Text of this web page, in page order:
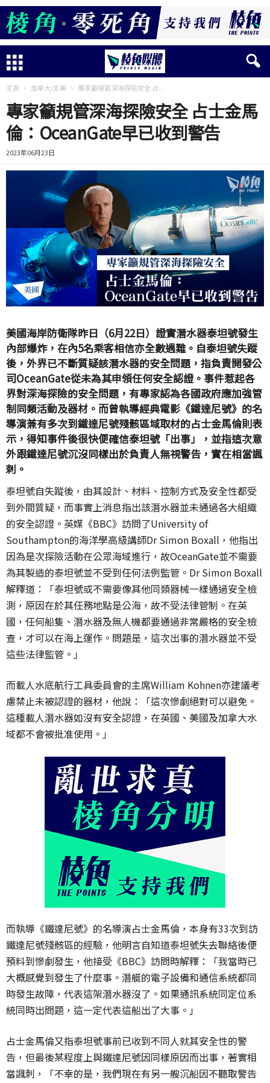
主頁 加拿大/北美 專家籲規管深海探險安全 占...
專家籲規管深海探險安全 占士金馬
倫：OceanGate早已收到警告
2023年06月23日
美國海岸防衛隊昨日（6月22日）證實潛水器泰坦號發生
內部爆炸，在內5名乘客相信亦全數遇難。自泰坦號失蹤
後，外界已不斷質疑該潛水器的安全問題，指負責開發公
司OceanGate從未為其申領任何安全認證。事件惹起各
界對深海探險的安全問題，有專家認為各國政府應加強管
制同類活動及器材。而曾執導經典電影《鐵達尼號》的名
導演兼有多次到鐵達尼號殘骸區域取材的占士金馬倫則表
示，得知事件後很快便確信泰坦號「出事」，並指這次意
外跟鐵達尼號沉沒同樣出於負責人無視警告，實在相當諷
刺。
泰坦號自失蹤後，由其設計、材料、控制方式及安全性都受
到外間質疑，而事實上消息指出該潛水器並未通過各大組織
的安全認證。英媒《BBC》訪問了University of
Southampton的海洋學高級講師Dr Simon Boxall，他指出
因為是次探險活動在公眾海域進行，故OceanGate並不需要
為其製造的泰坦號並不受到任何法例監管。Dr Simon Boxall
解釋道：「泰坦號或不需要像其他同類器械一樣通過安全檢
測，原因在於其任務地點是公海，故不受法律管制。在英
國，任何船隻、潛水器及無人機都要通過非常嚴格的安全檢
查，才可以在海上運作。問題是，這次出事的潛水器並不受
這些法律監管。」
而載人水底航行工具委員會的主席William Kohnen亦建議考
慮禁止未被認證的器材，他說：「這次慘劇絕對可以避免。
這種載人潛水器如沒有安全認證，在英國、美國及加拿大水
域都不會被批准使用。」
而執導《鐵達尼號》的名導演占士金馬倫，本身有33次到訪
鐵達尼號殘骸區的經驗，他明言自知道泰坦號失去聯絡後便
預料到慘劇發生，他接受《BBC》訪問時解釋：「我當時已
大概感覺到發生了什麼事。潛艇的電子設備和通信系統都同
時發生故障，代表這架潛水器沒了。如果通訊系統同定位系
統同時出問題，這一定代表這船出了大事。」
占士金馬倫又指泰坦號事前已收到不同人就其安全性的警
告，但最後某程度上與鐵達尼號因同樣原因而出事，著實相
當諷刺，「不幸的是，我們現在有另一艘沉船因不聽取警告